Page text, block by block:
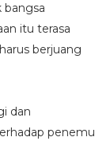
bangsa
itu terasa
berjuang
dan
penemu